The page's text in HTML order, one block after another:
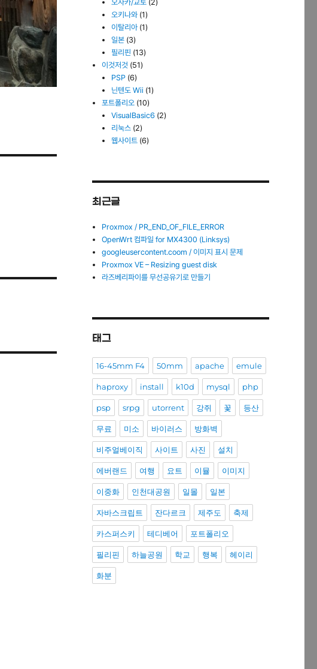
오사카/교토 (2)
오키나와 (1)
이탈리아 (1)
일본 (3)
필리핀 (13)
이것저것 (51)
PSP (6)
닌텐도 Wii (1)
포트폴리오 (10)
VisualBasic6 (2)
리눅스 (2)
웹사이트 (6)
최근글
Proxmox / PR_END_OF_FILE_ERROR
OpenWrt 컴파일 for MX4300 (Linksys)
googleusercontent.coom / 이미지 표시 문제
Proxmox VE – Resizing guest disk
라즈베리파이를 무선공유기로 만들기
태그
16-45mm F4 50mm apache emule
haproxy install k10d mysql php
psp srpg utorrent 강쥐 꽃 등산
무료 미소 바이러스 방화벽
비주얼베이직 사이트 사진 설치
에버랜드 여행 요트 이뮬 이미지
이중화 인천대공원 일몰 일본
자바스크립트 잔다르크 제주도 축제
카스퍼스키 테디베어 포트폴리오
필리핀 하늘공원 학교 행복 헤이리
화분